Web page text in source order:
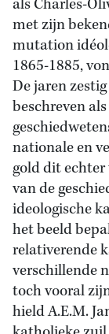
als Charles-
met zijn
mutation
1865-1885,
De jaren
beschreven
nationale en
gold dit echter
van de
ideologische
het beeld
relativerende
verschillende
toch vooral
hield A.E.M.